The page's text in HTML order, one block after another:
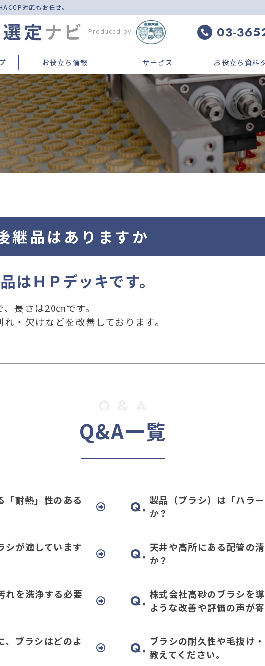
対応もお任せ。
Produced by 03-
お役立ち情報 サービス お役立ち資料
継品はありますか
はＨＰデッキです。
長さは20㎝です。
・欠けなどを改善しております。
Q&A一覧
「耐熱」性のある
製品（ブラシ）は「ハラ
か？
シが適しています
天井や高所にある配管の
か？
れを洗浄する必要
株式会社高砂のブラシを
ような改善や評価の声が
、ブラシはどのよ
ブラシの耐久性や毛抜け
教えてください。